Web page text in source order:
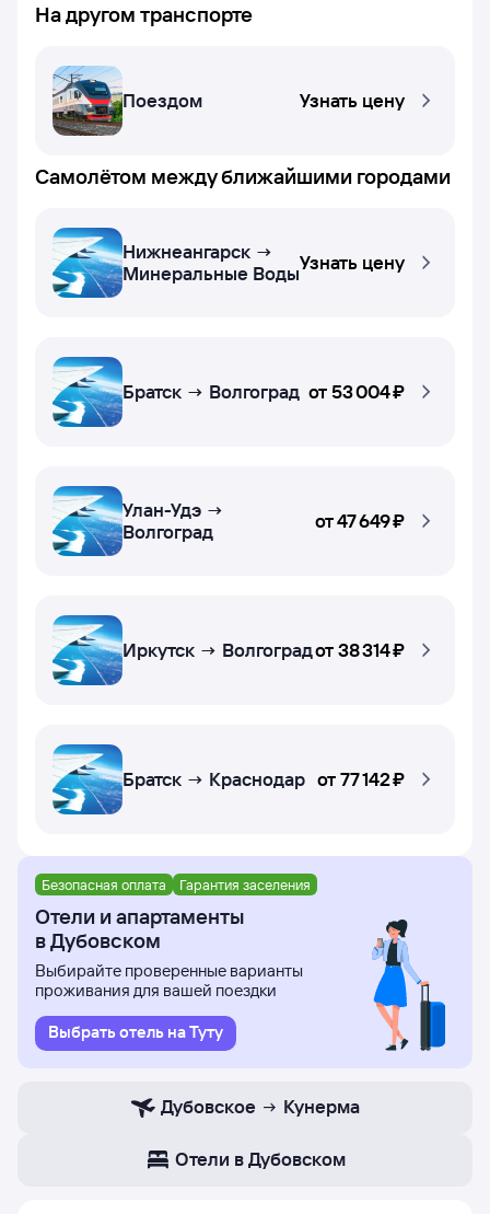
На другом транспорте
Поездом Узнать цену
Самолётом между ближайшими городами
Нижнеангарск →
Минеральные ВодыУзнать цену
Братск → Волгоград от 53 ⁠004 ⁠₽
Улан-Удэ →
Волгоград
от47 ⁠649 ⁠₽
Иркутск → Волгоградот38 ⁠314 ⁠₽
Братск → Краснодар от77 ⁠142 ⁠₽
Безопасная оплата Гарантия заселения
Отели и апартаменты
в Дубовском
Выбирайте проверенные варианты
проживания для вашей поездки
Выбрать отель на Туту
Дубовское Кунерма
Отели в Дубовском